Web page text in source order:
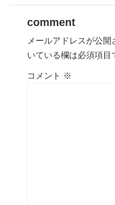
comment
メールアドレスが公開
いている欄は必須項目
コメント ※